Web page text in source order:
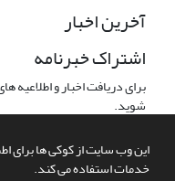
این وب سایت از کوکی ها برای
خدمات استفاده می کند.
آخرین اخبار
اشتراک خبرنامه
برای دریافت اخبار و
شوید.